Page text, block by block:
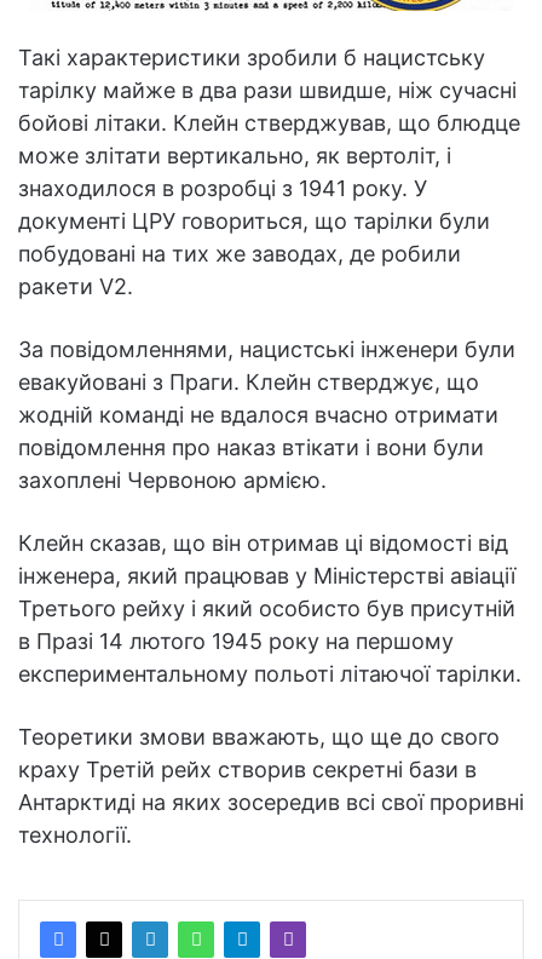
Такі характеристики зробили б нацистську
тарілку майже в два рази швидше, ніж сучасні
бойові літаки. Клейн стверджував, що блюдце
може злітати вертикально, як вертоліт, і
знаходилося в розробці з 1941 року. У
документі ЦРУ говориться, що тарілки були
побудовані на тих же заводах, де робили
ракети V2.
За повідомленнями, нацистські інженери були
евакуйовані з Праги. Клейн стверджує, що
жодній команді не вдалося вчасно отримати
повідомлення про наказ втікати і вони були
захоплені Червоною армією.
Клейн сказав, що він отримав ці відомості від
інженера, який працював у Міністерстві авіації
Третього рейху і який особисто був присутній
в Празі 14 лютого 1945 року на першому
експериментальному польоті літаючої тарілки.
Теоретики змови вважають, що ще до свого
краху Третій рейх створив секретні бази в
Антарктиді на яких зосередив всі свої проривні
технології.